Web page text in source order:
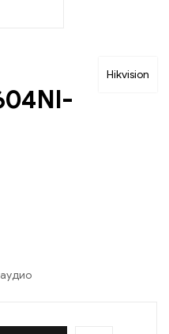
Hikvision
аудио